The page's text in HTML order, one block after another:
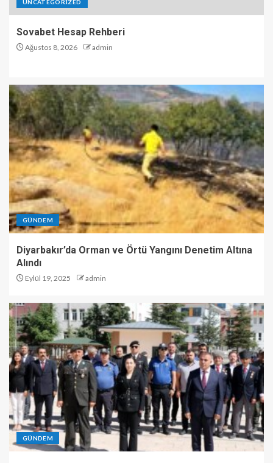
UNCATEGORIZED
Sovabet Hesap Rehberi
Ağustos 8, 2026 admin
GÜNDEM
Diyarbakır’da Orman ve Örtü Yangını Denetim Altına
Alındı
Eylül 19, 2025 admin
GÜNDEM